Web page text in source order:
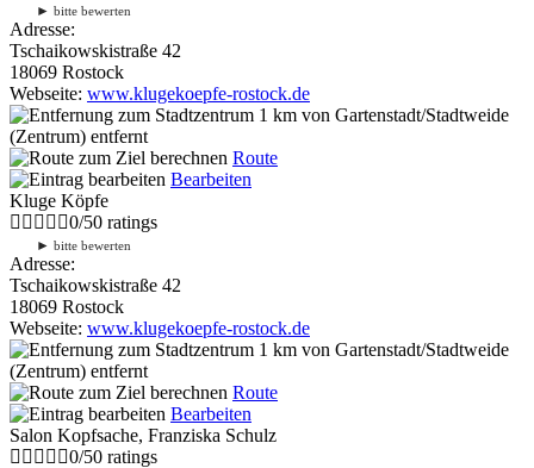
► bitte bewerten
Adresse:
Tschaikowskistraße 42
18069 Rostock
Webseite: www.klugekoepfe-rostock.de
1 km von Gartenstadt/Stadtweide
(Zentrum) entfernt
Route
Bearbeiten
Kluge Köpfe
0/50 ratings
► bitte bewerten
Adresse:
Tschaikowskistraße 42
18069 Rostock
Webseite: www.klugekoepfe-rostock.de
1 km von Gartenstadt/Stadtweide
(Zentrum) entfernt
Route
Bearbeiten
Salon Kopfsache, Franziska Schulz
0/50 ratings